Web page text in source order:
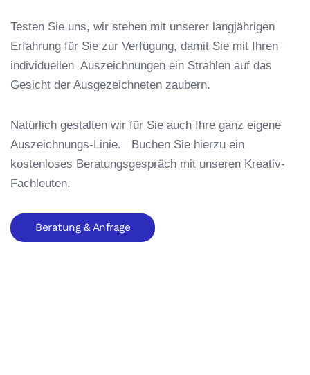
Testen Sie uns, wir stehen mit unserer langjährigen
Erfahrung für Sie zur Verfügung, damit Sie mit Ihren
individuellen Auszeichnungen ein Strahlen auf das
Gesicht der Ausgezeichneten zaubern.
Natürlich gestalten wir für Sie auch Ihre ganz eigene
Auszeichnungs-Linie. Buchen Sie hierzu ein
kostenloses Beratungsgespräch mit unseren Kreativ-
Fachleuten.
Beratung & Anfrage